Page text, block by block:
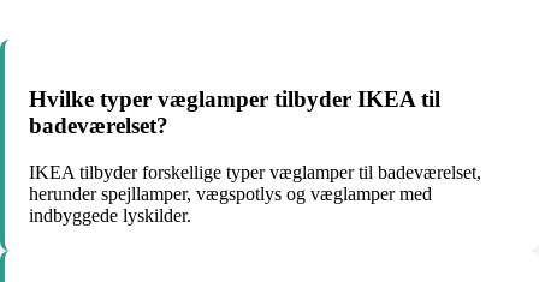
Hvilke typer væglamper tilbyder IKEA til
badeværelset?
IKEA tilbyder forskellige typer væglamper til badeværelset,
herunder spejllamper, vægspotlys og væglamper med
indbyggede lyskilder.